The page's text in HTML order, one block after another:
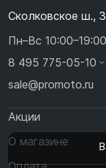
Сколковское ш.,
Пн–Вс
8 495 775-05-10
sale@promoto.ru
Акции
О магазине